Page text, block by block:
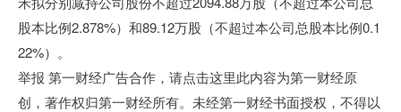
股本比例2.878%）和89.12万股（不超过本公司总股本比例0.1
22%）。
举报 第一财经广告合作，请点击这里此内容为第一财经原
创，著作权归第一财经所有。未经第一财经书面授权，不得以